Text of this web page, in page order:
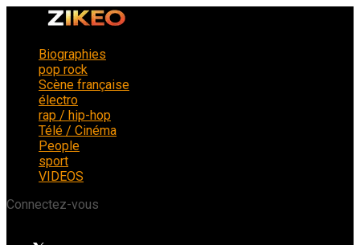
Biographies
pop rock
Scène française
électro
rap / hip-hop
Télé / Cinéma
People
sport
VIDEOS
Connectez-vous